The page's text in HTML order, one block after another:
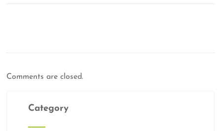
Comments are closed.
Category